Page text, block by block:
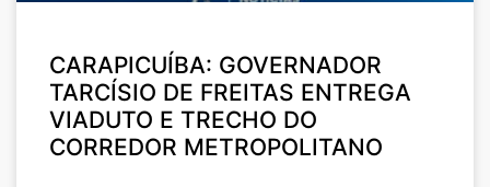
CARAPICUÍBA: GOVERNADOR
TARCÍSIO DE FREITAS ENTREGA
VIADUTO E TRECHO DO
CORREDOR METROPOLITANO